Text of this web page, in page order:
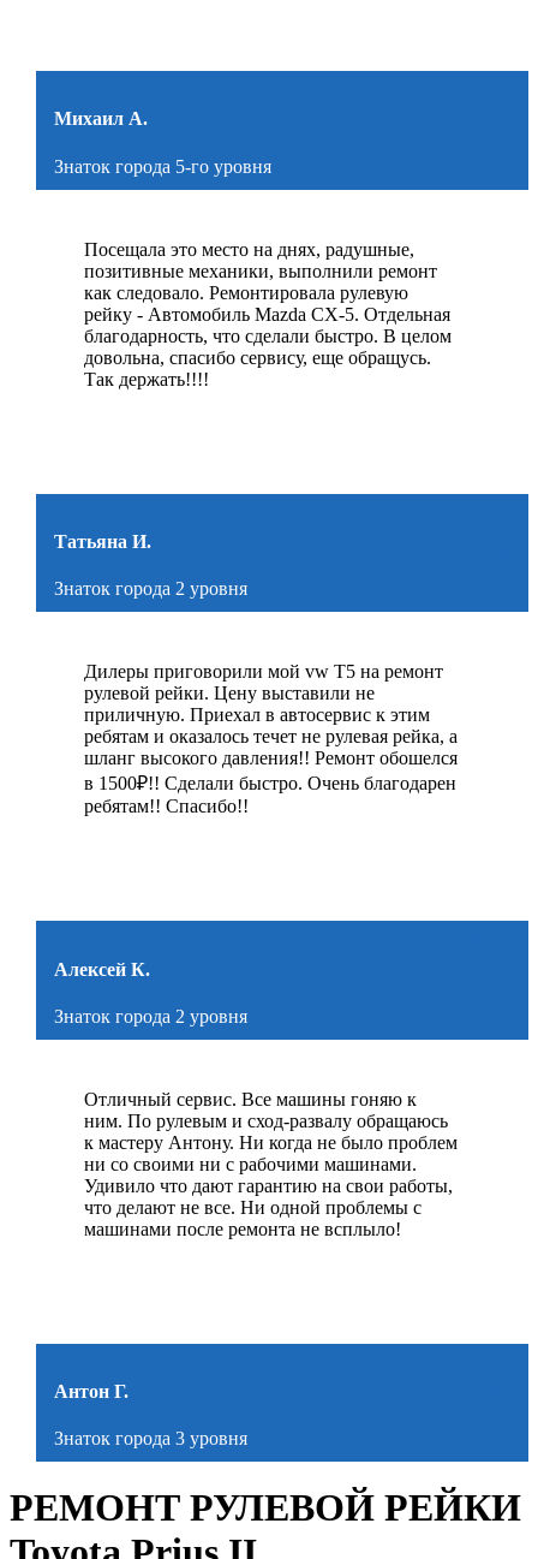
Михаил А.
Знаток города 5-го уровня
Посещала это место на днях, радушные,
позитивные механики, выполнили ремонт
как следовало. Ремонтировала рулевую
рейку - Автомобиль Mazda CX-5. Отдельная
благодарность, что сделали быстро. В целом
довольна, спасибо сервису, еще обращусь.
Так держать!!!!
Татьяна И.
Знаток города 2 уровня
Дилеры приговорили мой vw Т5 на ремонт
рулевой рейки. Цену выставили не
приличную. Приехал в автосервис к этим
ребятам и оказалось течет не рулевая рейка, а
шланг высокого давления!! Ремонт обошелся
в 1500₽!! Сделали быстро. Очень благодарен
ребятам!! Спасибо!!
Алексей К.
Знаток города 2 уровня
Отличный сервис. Все машины гоняю к
ним. По рулевым и сход-развалу обращаюсь
к мастеру Антону. Ни когда не было проблем
ни со своими ни с рабочими машинами.
Удивило что дают гарантию на свои работы,
что делают не все. Ни одной проблемы с
машинами после ремонта не всплыло!
Антон Г.
Знаток города 3 уровня
РЕМОНТ РУЛЕВОЙ РЕЙКИ